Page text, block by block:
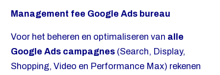
Management fee Google Ads bureau
Voor het beheren en optimaliseren van alle
Google Ads campagnes (Search, Display,
Shopping, Video en Performance Max) rekenen